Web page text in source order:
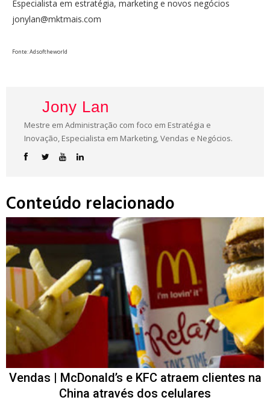
Especialista em estratégia, marketing e novos negócios
jonylan@mktmais.com
Fonte: Adsoftheworld
Jony Lan
Mestre em Administração com foco em Estratégia e
Inovação, Especialista em Marketing, Vendas e Negócios.
Conteúdo relacionado
Vendas | McDonald’s e KFC atraem clientes na
China através dos celulares